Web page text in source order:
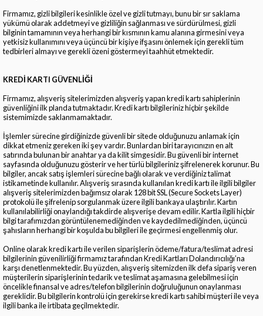
Firmamız, gizli bilgileri kesinlikle özel ve gizli tutmayı, bunu bir sır saklama
yükümü olarak addetmeyi ve gizliliğin sağlanması ve sürdürülmesi, gizli
bilginin tamamının veya herhangi bir kısmının kamu alanına girmesini veya
yetkisiz kullanımını veya üçüncü bir kişiye ifşasını önlemek için gerekli tüm
tedbirleri almayı ve gerekli özeni göstermeyi taahhüt etmektedir.
KREDİ KARTI GÜVENLİĞİ
Firmamız, alışveriş sitelerimizden alışveriş yapan kredi kartı sahiplerinin
güvenliğini ilk planda tutmaktadır. Kredi kartı bilgileriniz hiçbir şekilde
sistemimizde saklanmamaktadır.
İşlemler sürecine girdiğinizde güvenli bir sitede olduğunuzu anlamak için
dikkat etmeniz gereken iki şey vardır. Bunlardan biri tarayıcınızın en alt
satırında bulunan bir anahtar ya da kilit simgesidir. Bu güvenli bir internet
sayfasında olduğunuzu gösterir ve her türlü bilgileriniz şifrelenerek korunur. Bu
bilgiler, ancak satış işlemleri sürecine bağlı olarak ve verdiğiniz talimat
istikametinde kullanılır. Alışveriş sırasında kullanılan kredi kartı ile ilgili bilgiler
alışveriş sitelerimizden bağımsız olarak 128 bit SSL (Secure Sockets Layer)
protokolü ile şifrelenip sorgulanmak üzere ilgili bankaya ulaştırılır. Kartın
kullanılabilirliği onaylandığı takdirde alışverişe devam edilir. Kartla ilgili hiçbir
bilgi tarafımızdan görüntülenemediğinden ve kaydedilmediğinden, üçüncü
şahısların herhangi bir koşulda bu bilgileri ile geçirmesi engellenmiş olur.
Online olarak kredi kartı ile verilen siparişlerin ödeme/fatura/teslimat adresi
bilgilerinin güvenilirliği firmamız tarafından Kredi Kartları Dolandırıcılığı’na
karşı denetlenmektedir. Bu yüzden, alışveriş sitemizden ilk defa sipariş veren
müşterilerin siparişlerinin tedarik ve teslimat aşamasına gelebilmesi için
öncelikle finansal ve adres/telefon bilgilerinin doğruluğunun onaylanması
gereklidir. Bu bilgilerin kontrolü için gerekirse kredi kartı sahibi müşteri ile veya
ilgili banka ile irtibata geçilmektedir.